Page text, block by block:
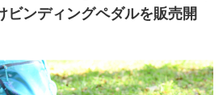
ビンディングペダルを販売開